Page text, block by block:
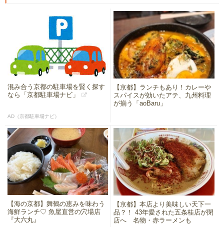
混み合う京都の駐車場を賢く探す
なら「京都駐車場ナビ」
AD（京都駐車場ナビ）
【京都】ランチもあり！カレーや
スパイスが効いたアテ、九州料理
が揃う「aoBaru」
【海の京都】舞鶴の恵みを味わう
海鮮ランチ♡ 魚屋直営の穴場店
『大六丸』
【京都】本店より美味しい天下一
品？！ 43年愛された五条桂店が閉
店へ 名物・赤ラーメンも